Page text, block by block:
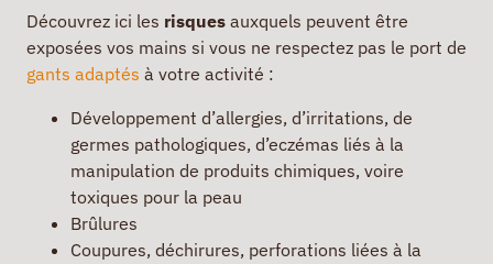
Découvrez ici les risques auxquels peuvent être
exposées vos mains si vous ne respectez pas le port de
gants adaptés à votre activité :
Développement d’allergies, d’irritations, de
germes pathologiques, d’eczémas liés à la
manipulation de produits chimiques, voire
toxiques pour la peau
Brûlures
Coupures, déchirures, perforations liées à la